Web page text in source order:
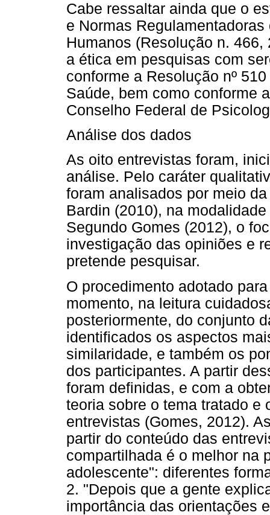
Cabe ressaltar ainda que o
e Normas
Humanos (Resolução n.
a ética em pesquisas com
conforme a Resolução nº
Saúde, bem como conforme
Conselho Federal de
Análise dos dados
As oito entrevistas foram,
análise. Pelo caráter
foram analisados por meio
Bardin (2010), na
Segundo Gomes (2012), o
investigação das opiniões e
pretende pesquisar.
O procedimento adotado
momento, na leitura
posteriormente, do conjunto
identificados os aspectos
similaridade, e também os
dos participantes. A partir
foram definidas, e com a
teoria sobre o tema tratado e
entrevistas (Gomes, 2012).
partir do conteúdo das
compartilhada é o melhor na
adolescente": diferentes
2. "Depois que a gente
importância das orientações